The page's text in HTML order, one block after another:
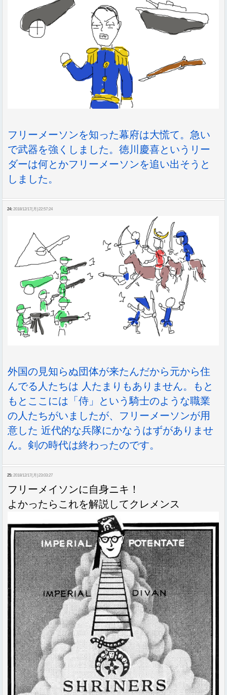
フリーメーソンを知った幕府は大慌て。急い
で武器を強くしました。徳川慶喜というリー
ダーは何とかフリーメーソンを追い出そうと
しました。
24: 2018/12/17(月)22:57:24
外国の見知らぬ団体が来たんだから元から住
んでる人たちは 人たまりもありません。もと
もとここには「侍」という騎士のような職業
の人たちがいましたが、フリーメーソンが用
意した 近代的な兵隊にかなうはずがありませ
ん。剣の時代は終わったのです。
25: 2018/12/17(月)23:03:27
フリーメイソンに自身ニキ！
よかったらこれを解説してクレメンス